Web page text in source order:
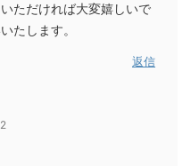
ただければ大変嬉しいで
たします。
返信